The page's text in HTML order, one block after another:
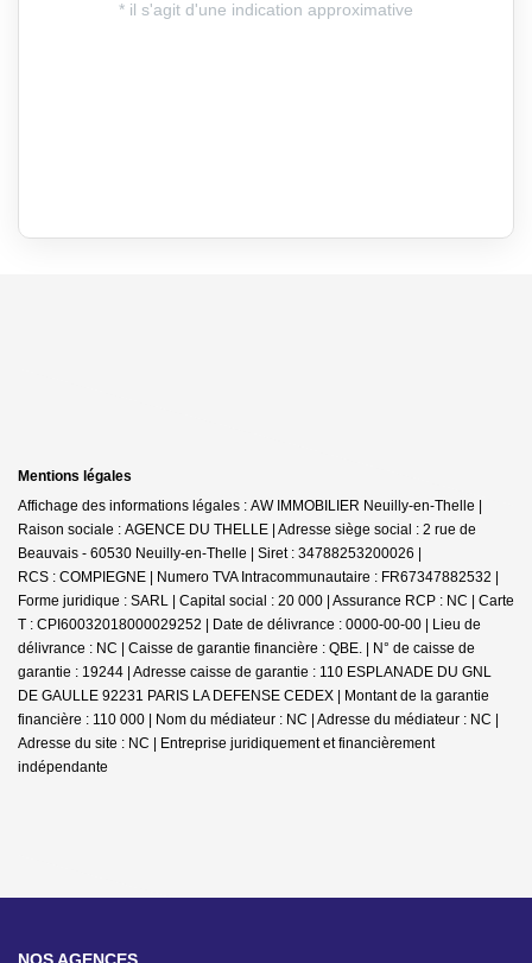
Mentions légales
Affichage des informations légales : AW IMMOBILIER Neuilly-en-Thelle |
Raison sociale : AGENCE DU THELLE | Adresse siège social : 2 rue de
Beauvais - 60530 Neuilly-en-Thelle | Siret : 34788253200026 |
RCS : COMPIEGNE | Numero TVA Intracommunautaire : FR67347882532 |
Forme juridique : SARL | Capital social : 20 000 | Assurance RCP : NC | Carte
T : CPI60032018000029252 | Date de délivrance : 0000-00-00 | Lieu de
délivrance : NC | Caisse de garantie financière : QBE. | N° de caisse de
garantie : 19244 | Adresse caisse de garantie : 110 ESPLANADE DU GNL
DE GAULLE 92231 PARIS LA DEFENSE CEDEX | Montant de la garantie
financière : 110 000 | Nom du médiateur : NC | Adresse du médiateur : NC |
Adresse du site : NC | Entreprise juridiquement et financièrement
indépendante
NOS AGENCES